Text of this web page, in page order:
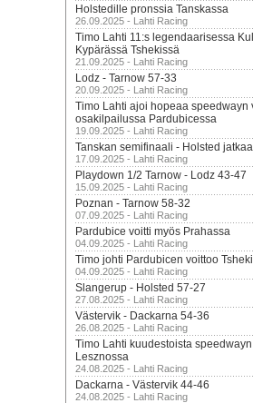
Holstedille pronssia Tanskassa
26.09.2025 - Lahti Racing
Timo Lahti 11:s legendaarisessa
Kypärässä Tshekissä
21.09.2025 - Lahti Racing
Lodz - Tarnow 57-33
20.09.2025 - Lahti Racing
Timo Lahti ajoi hopeaa speedwayn
osakilpailussa Pardubicessa
19.09.2025 - Lahti Racing
Tanskan semifinaali - Holsted
17.09.2025 - Lahti Racing
Playdown 1/2 Tarnow - Lodz 43-47
15.09.2025 - Lahti Racing
Poznan - Tarnow 58-32
07.09.2025 - Lahti Racing
Pardubice voitti myös Prahassa
04.09.2025 - Lahti Racing
Timo johti Pardubicen voittoo
04.09.2025 - Lahti Racing
Slangerup - Holsted 57-27
27.08.2025 - Lahti Racing
Västervik - Dackarna 54-36
26.08.2025 - Lahti Racing
Timo Lahti kuudestoista
Lesznossa
24.08.2025 - Lahti Racing
Dackarna - Västervik 44-46
24.08.2025 - Lahti Racing